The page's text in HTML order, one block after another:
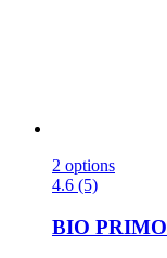
2 options
4.6 (5)
BIO PRIMO